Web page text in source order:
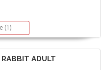
(1)
RABBIT ADULT